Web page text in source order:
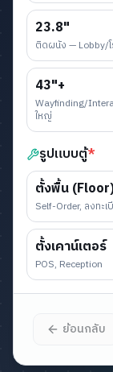
23.8"
ติดผนัง — Lobby/
43"+
Wayfinding/
ใหญ่
รูปแบบตู้*
ตั้งพื้น
Self-Order, ลงทะเ
ตั้งเคาน์เตอร์
POS, Reception
ย้อนกลับ